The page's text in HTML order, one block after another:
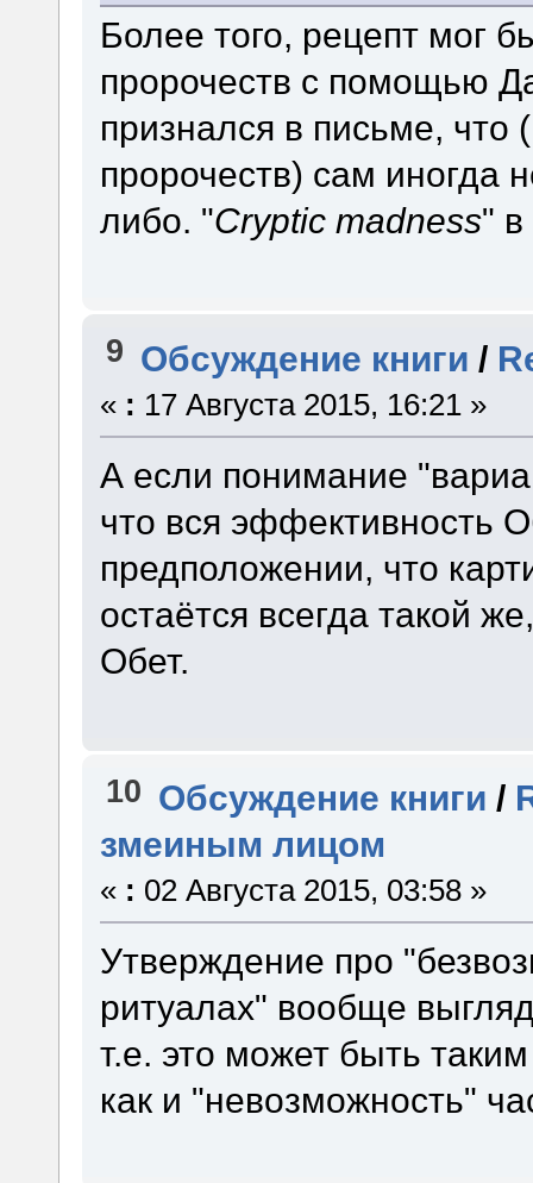
Более того, рецепт мог
пророчеств с помощью
признался в письме,
пророчеств) сам иногда
либо. "Cryptic madness" в
9 Обсуждение книги /
« : 17 Августа 2015, 16:21 »
А если понимание
что вся эффективность
предположении, что
остаётся всегда такой
Обет.
10 Обсуждение книги /
змеиным лицом
« : 02 Августа 2015, 03:58 »
Утверждение про
ритуалах" вообще
т.е. это может быть
как и "невозможность"